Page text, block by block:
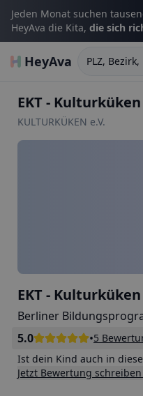
Jeden Monat suchen
HeyAva die Kita, die sich
HeyAva PLZ,
EKT - Kulturküken
KULTURKÜKEN e.V.
EKT - Kulturküken
Berliner
5.0
•5
Ist dein Kind auch in
Jetzt Bewertung